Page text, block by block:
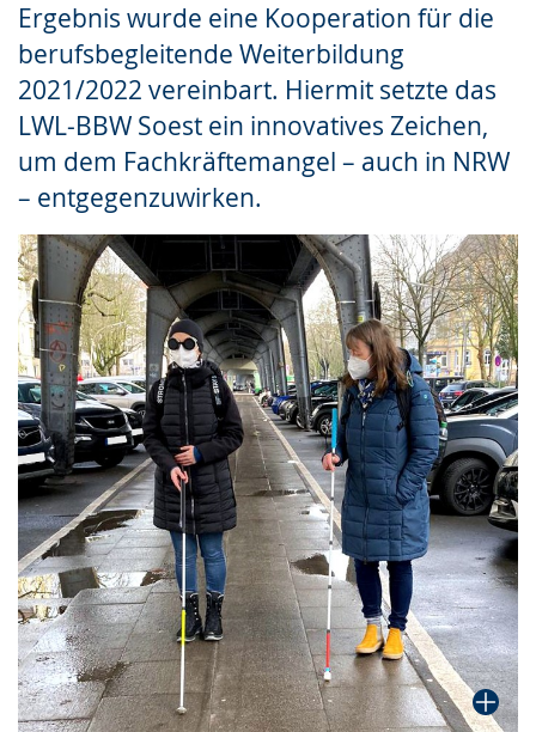
Ergebnis wurde eine Kooperation für die
berufsbegleitende Weiterbildung
2021/2022 vereinbart. Hiermit setzte das
LWL-BBW Soest ein innovatives Zeichen,
um dem Fachkräftemangel – auch in NRW
– entgegenzuwirken.